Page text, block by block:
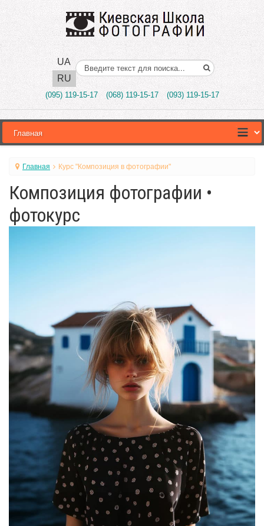
UA
RU
Поиск..
(095) 119-15-17 (068) 119-15-17 (093) 119-15-17
Главная Курс "Композиция в фотографии"
Композиция фотографии •
фотокурс